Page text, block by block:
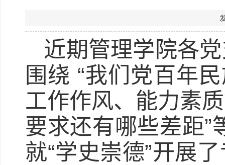
近期管理学院各
围绕 “我们党百年
工作作风、能力素
要求还有哪些差距”
就“学史崇德”开展